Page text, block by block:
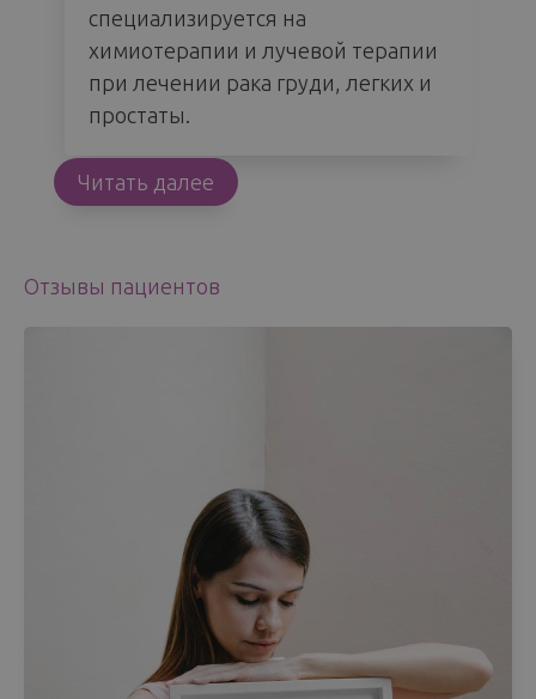
специализируется на
химиотерапии и лучевой терапии
при лечении рака груди, легких и
простаты.
Читать далее
Отзывы пациентов